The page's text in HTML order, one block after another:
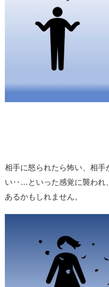
相手に怒られたら怖い、相手
い‥…といった感覚に襲われ
あるかもしれません。